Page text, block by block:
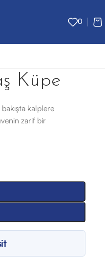
0
Küpe
kalplere
zarif bir